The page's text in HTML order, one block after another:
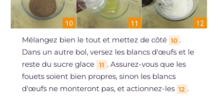
Mélangez bien le tout et mettez de côté 10 .
Dans un autre bol, versez les blancs d'œufs et le
reste du sucre glace
11 . Assurez-vous que les
fouets soient bien propres, sinon les blancs
d'œufs ne monteront pas, et actionnez-les 12 .